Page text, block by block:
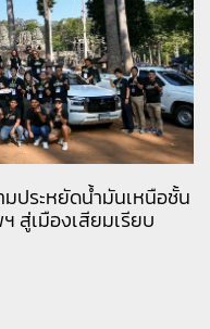
ประหยัดน้ำมันเหนือชั้น
สู่เมืองเสียมเรียบ